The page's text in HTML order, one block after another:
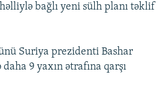
STANDARTLARIMIZ
bağlı yeni sülh planı təklif
Suriya prezidenti Bashar
9 yaxın ətrafına qarşı